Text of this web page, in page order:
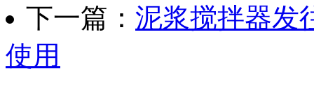
下一篇： 泥浆搅拌器发
使用